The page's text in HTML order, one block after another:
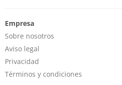
Empresa
Sobre nosotros
Aviso legal
Privacidad
Términos y condiciones